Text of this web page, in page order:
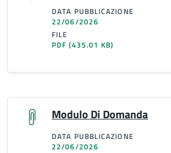
DATA PUBBLICAZIONE
22/06/2026
FILE
PDF(435.01 KB)
Modulo Di Domanda
DATA PUBBLICAZIONE
22/06/2026